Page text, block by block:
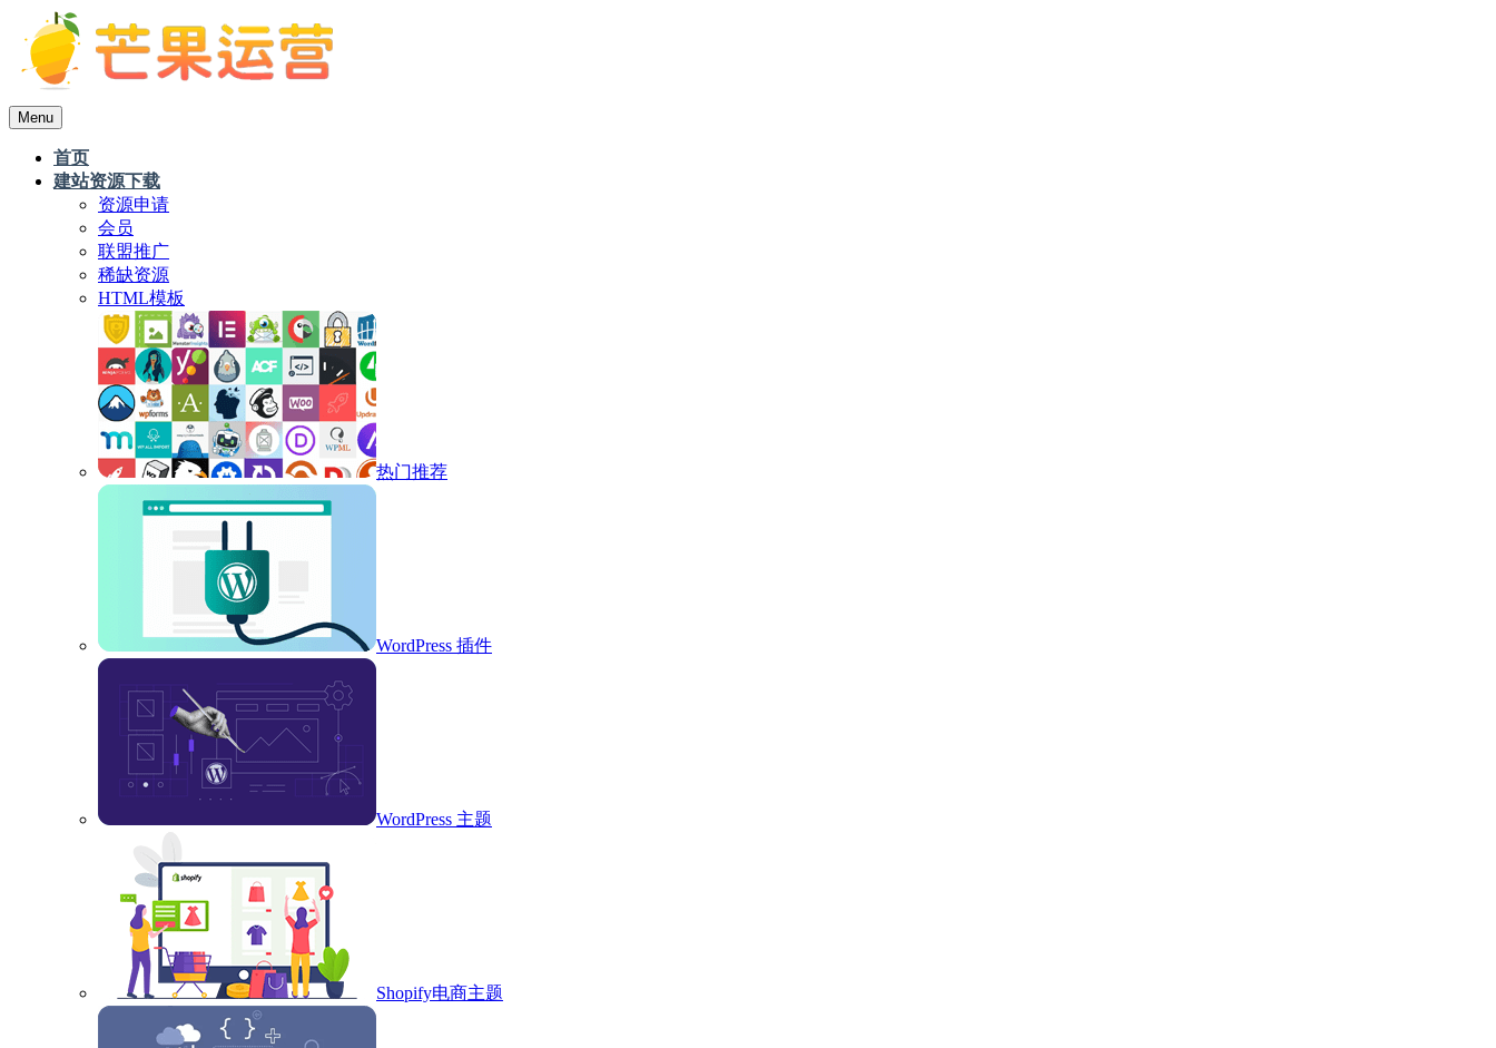
Menu
首页
建站资源下载
资源申请
会员
联盟推广
稀缺资源
HTML模板
热门推荐
WordPress 插件
WordPress 主题
Shopify电商主题